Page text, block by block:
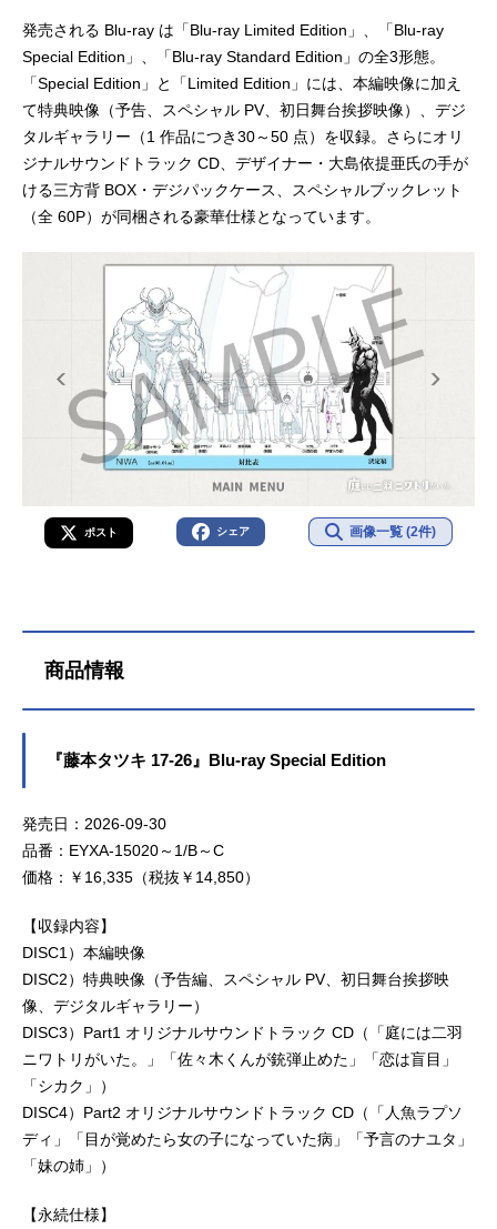
発売される Blu-ray は「Blu-ray Limited Edition」、「Blu-ray
Special Edition」、「Blu-ray Standard Edition」の全3形態。
「Special Edition」と「Limited Edition」には、本編映像に加え
て特典映像（予告、スペシャル PV、初日舞台挨拶映像）、デジ
タルギャラリー（1 作品につき30～50 点）を収録。さらにオリ
ジナルサウンドトラック CD、デザイナー・大島依提亜氏の手が
ける三方背 BOX・デジパックケース、スペシャルブックレット
（全 60P）が同梱される豪華仕様となっています。
ポスト シェア 画像一覧 (2件)
商品情報
『藤本タツキ 17-26』Blu-ray Special Edition
発売日：2026-09-30
品番：EYXA-15020～1/B～C
価格：￥16,335（税抜￥14,850）
【収録内容】
DISC1）本編映像
DISC2）特典映像（予告編、スペシャル PV、初日舞台挨拶映
像、デジタルギャラリー）
DISC3）Part1 オリジナルサウンドトラック CD（「庭には二羽
ニワトリがいた。」「佐々木くんが銃弾止めた」「恋は盲目」
「シカク」）
DISC4）Part2 オリジナルサウンドトラック CD（「人魚ラプソ
ディ」「目が覚めたら女の子になっていた病」「予言のナユタ」
「妹の姉」）
【永続仕様】